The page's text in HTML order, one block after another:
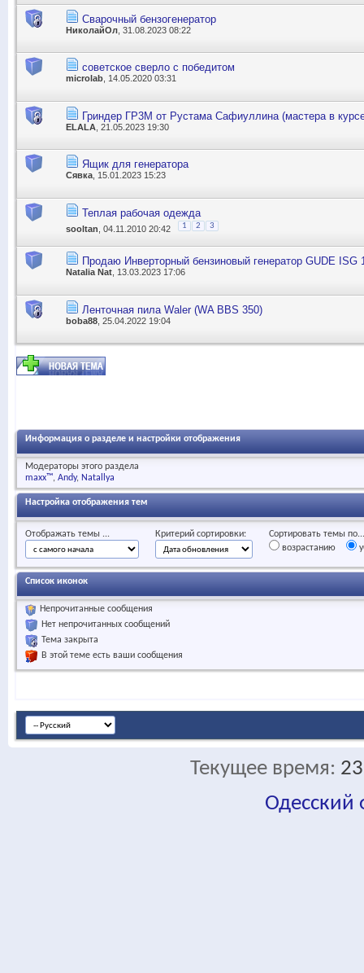
Сварочный бензогенератор
НиколайОл , 31.08.2023 08:22
советское сверло с победитом
microlab , 14.05.2020 03:31
Гриндер ГР3М от Рустама Сафиуллина (мастера в
ELALA , 21.05.2023 19:30
Ящик для генератора
Сявка , 15.01.2023 15:23
Теплая рабочая одежда
sooltan , 04.11.2010 20:42 1 2 3
Продаю Инверторный бензиновый генератор GUDE ISG
Natalia Nat , 13.03.2023 17:06
Ленточная пила Waler (WA BBS 350)
boba88 , 25.04.2022 19:04
Информация о разделе и настройки отображения
Модераторы этого раздела
maxx™ Andy Natallya
Настройка отображения тем
Отображать темы ... Критерий сортировки:
Сортировать темы по...
возрастанию
Список иконок
Непрочитанные сообщения
Нет непрочитанных сообщений
Тема закрыта
В этой теме есть ваши сообщения
Текущее время:
Одесский